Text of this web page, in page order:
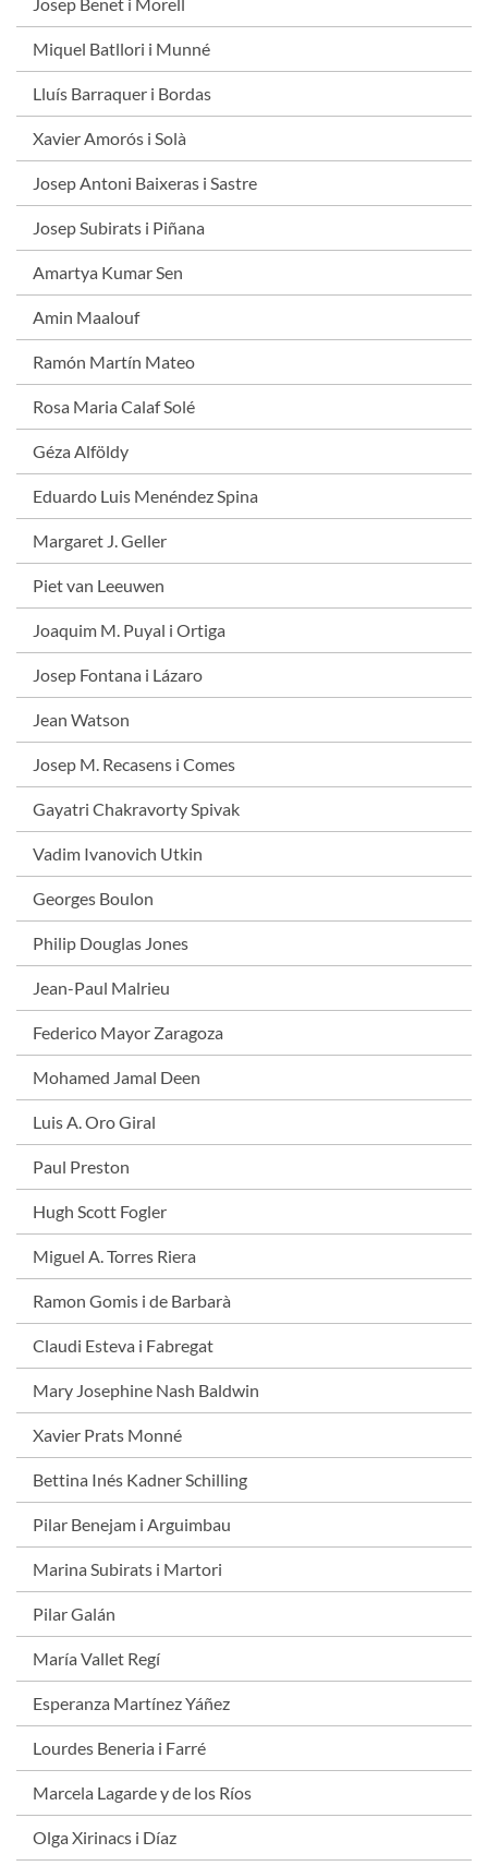
Miquel Batllori i Munné
Lluís Barraquer i Bordas
Xavier Amorós i Solà
Josep Antoni Baixeras i Sastre
Josep Subirats i Piñana
Amartya Kumar Sen
Amin Maalouf
Ramón Martín Mateo
Rosa Maria Calaf Solé
Géza Alföldy
Eduardo Luis Menéndez Spina
Margaret J. Geller
Piet van Leeuwen
Joaquim M. Puyal i Ortiga
Josep Fontana i Lázaro
Jean Watson
Josep M. Recasens i Comes
Gayatri Chakravorty Spivak
Vadim Ivanovich Utkin
Georges Boulon
Philip Douglas Jones
Jean-Paul Malrieu
Federico Mayor Zaragoza
Mohamed Jamal Deen
Luis A. Oro Giral
Paul Preston
Hugh Scott Fogler
Miguel A. Torres Riera
Ramon Gomis i de Barbarà
Claudi Esteva i Fabregat
Mary Josephine Nash Baldwin
Xavier Prats Monné
Bettina Inés Kadner Schilling
Pilar Benejam i Arguimbau
Marina Subirats i Martori
Pilar Galán
María Vallet Regí
Esperanza Martínez Yáñez
Lourdes Beneria i Farré
Marcela Lagarde y de los Ríos
Olga Xirinacs i Díaz